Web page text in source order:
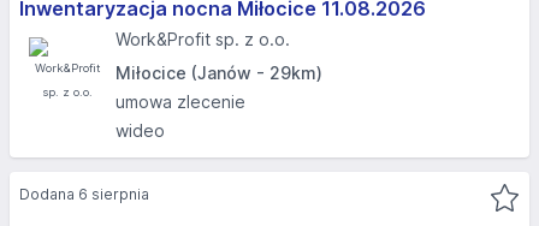
Inwentaryzacja nocna Miłocice​ 11.08.2026
Work&Profit sp. z o.o.
Miłocice (Janów - 29km)
umowa zlecenie
wideo
Dodana 6 sierpnia